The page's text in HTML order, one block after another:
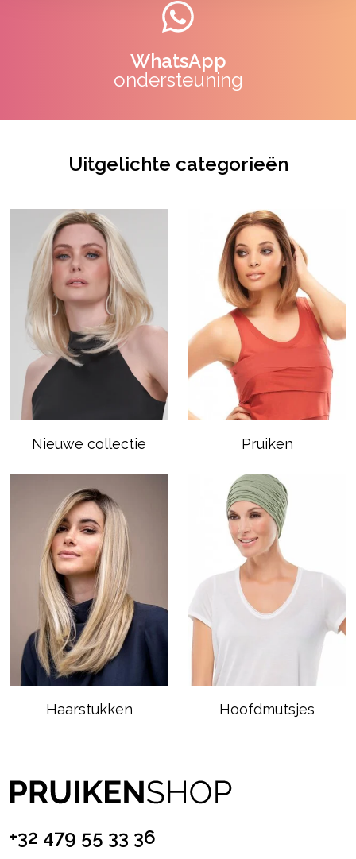
WhatsApp
ondersteuning
Uitgelichte categorieën
Nieuwe collectie Pruiken
Haarstukken Hoofdmutsjes
+32 479 55 33 36